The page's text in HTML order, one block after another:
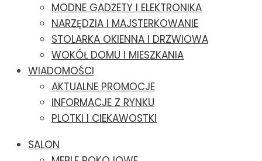
MODNE GADŻETY I ELEKTRONIKA
NARZĘDZIA I MAJSTERKOWANIE
STOLARKA OKIENNA I DRZWIOWA
WOKÓŁ DOMU I MIESZKANIA
WIADOMOŚCI
AKTUALNE PROMOCJE
INFORMACJE Z RYNKU
PLOTKI I CIEKAWOSTKI
SALON